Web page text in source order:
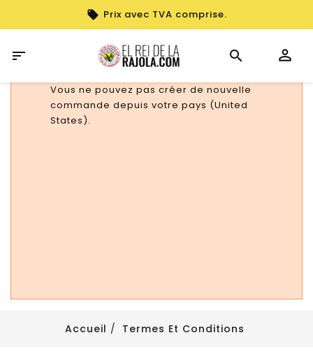
Prix avec TVA comprise.

Vous ne pouvez pas créer de nouvelle
commande depuis votre pays (United
States).
Accueil Termes Et Conditions